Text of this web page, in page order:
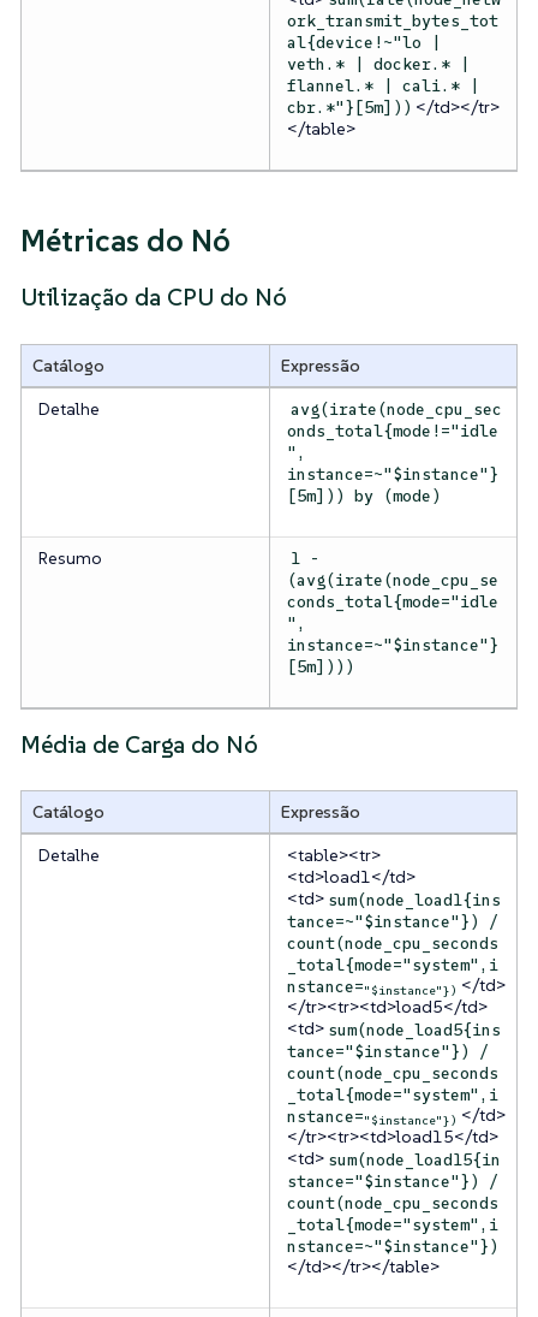
ork_transmit_bytes_tot
al{device!~"lo |
veth.* | docker.* |
flannel.* | cali.* |
cbr.*"}[5m])) </td></tr>
</table>
Métricas do Nó
Utilização da CPU do Nó
Catálogo
Expressão
Detalhe
avg(irate(node_cpu_sec
onds_total{mode!="idle
",
instance=~"$instance"}
[5m])) by (mode)
Resumo
1 -
(avg(irate(node_cpu_se
conds_total{mode="idle
",
instance=~"$instance"}
[5m])))
Média de Carga do Nó
Catálogo
Expressão
Detalhe
<table><tr>
<td>load1</td>
<td> sum(node_load1{ins
tance=~"$instance"}) /
count(node_cpu_seconds
_total{mode="system",i
nstance="$instance"}) </td>
</tr><tr><td>load5</td>
<td> sum(node_load5{ins
tance="$instance"}) /
count(node_cpu_seconds
_total{mode="system",i
nstance="$instance"}) </td>
</tr><tr><td>load15</td>
<td> sum(node_load15{in
stance="$instance"}) /
count(node_cpu_seconds
_total{mode="system",i
nstance=~"$instance"})
</td></tr></table>